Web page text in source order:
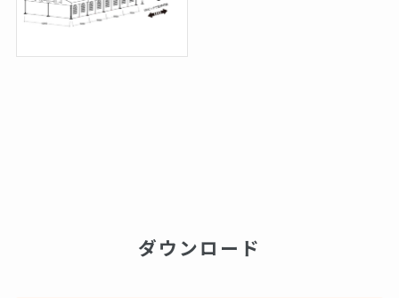
ダウンロード